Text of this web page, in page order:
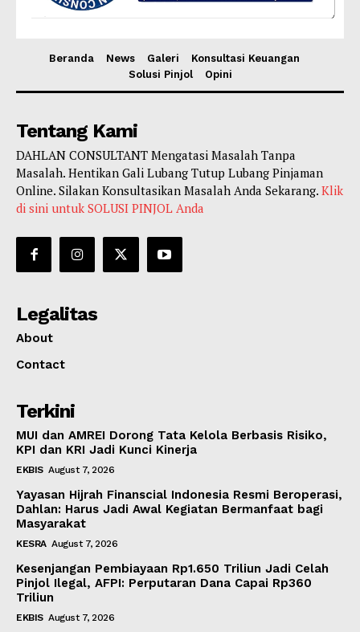
Beranda News Galeri
Konsultasi Keuangan
Solusi Pinjol
Opini
Tentang Kami
DAHLAN CONSULTANT Mengatasi Masalah Tanpa
Masalah. Hentikan Gali Lubang Tutup Lubang Pinjaman
Online. Silakan Konsultasikan Masalah Anda Sekarang. Klik
di sini untuk SOLUSI PINJOL Anda
Legalitas
About
Contact
Terkini
MUI dan AMREI Dorong Tata Kelola Berbasis Risiko,
KPI dan KRI Jadi Kunci Kinerja
EKBIS August 7, 2026
Yayasan Hijrah Finanscial Indonesia Resmi Beroperasi,
Dahlan: Harus Jadi Awal Kegiatan Bermanfaat bagi
Masyarakat
KESRA August 7, 2026
Kesenjangan Pembiayaan Rp1.650 Triliun Jadi Celah
Pinjol Ilegal, AFPI: Perputaran Dana Capai Rp360
Triliun
EKBIS August 7, 2026